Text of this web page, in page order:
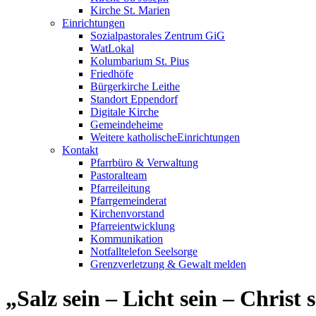
Kirche St. Marien
Einrichtungen
Sozialpastorales Zentrum GiG
WatLokal
Kolumbarium St. Pius
Friedhöfe
Bürgerkirche Leithe
Standort Eppendorf
Digitale Kirche
Gemeindeheime
Weitere katholische­­Einrichtungen
Kontakt
Pfarrbüro & Verwaltung
Pastoralteam
Pfarreileitung
Pfarrgemeinderat
Kirchenvorstand
Pfarreientwicklung
Kommunikation
Notfalltelefon Seelsorge
Grenzverletzung & Gewalt melden
„Salz sein – Licht sein – Christ